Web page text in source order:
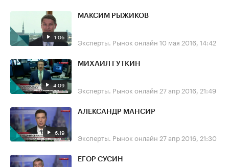
1:06
МАКСИМ РЫЖИКОВ
Эксперты. Рынок онлайн 10 мая 2016, 14:42
4:09
МИХАИЛ ГУТКИН
Эксперты. Рынок онлайн 27 апр 2016, 21:49
6:19
АЛЕКСАНДР МАНСИР
Эксперты. Рынок онлайн 27 апр 2016, 21:30
ЕГОР СУСИН